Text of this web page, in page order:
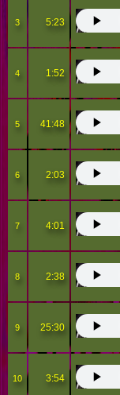
3 5:23
4 1:52
5 41:48
6 2:03
7 4:01
8 2:38
9 25:30
10 3:54